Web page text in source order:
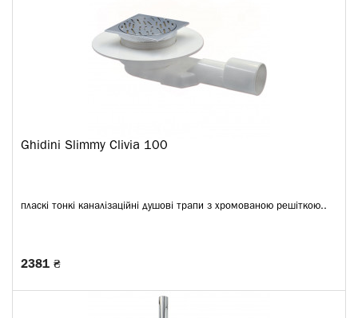
Ghidini Slimmy Clivia 100
пласкі тонкі каналізаційні душові трапи з хромованою решіткою..
2381 ₴